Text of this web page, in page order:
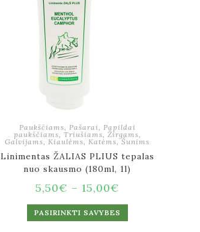
Paukščiams, Pašarai, Papildai
paukščiams, Triušiams, Žirgams,
Galvijams, Kiaulėms, Katėms,Šunims
Linimentas ŽALIAS PLIUS tepalas
nuo skausmo (180ml, 1l)
5,50€ – 15,00€
PASIRINKTI SAVYBES